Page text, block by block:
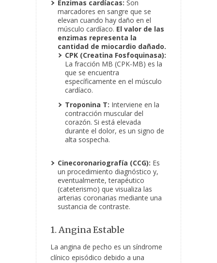
Enzimas cardíacas: Son
marcadores en sangre que se
elevan cuando hay daño en el
músculo cardíaco. El valor de las
enzimas representa la
cantidad de miocardio dañado.
CPK (Creatina Fosfoquinasa):
La fracción MB (CPK-MB) es la
que se encuentra
específicamente en el músculo
cardíaco.
Troponina T: Interviene en la
contracción muscular del
corazón. Si está elevada
durante el dolor, es un signo de
alta sospecha.
Cinecoronariografía (CCG): Es
un procedimiento diagnóstico y,
eventualmente, terapéutico
(cateterismo) que visualiza las
arterias coronarias mediante una
sustancia de contraste.
1. Angina Estable
La angina de pecho es un síndrome
clínico episódico debido a una